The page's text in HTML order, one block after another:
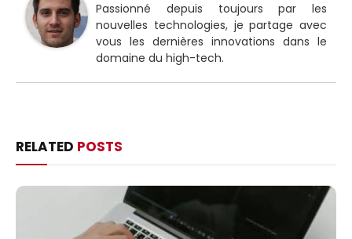
Passionné depuis toujours par les
nouvelles technologies, je partage avec
vous les dernières innovations dans le
domaine du high-tech.
RELATED POSTS